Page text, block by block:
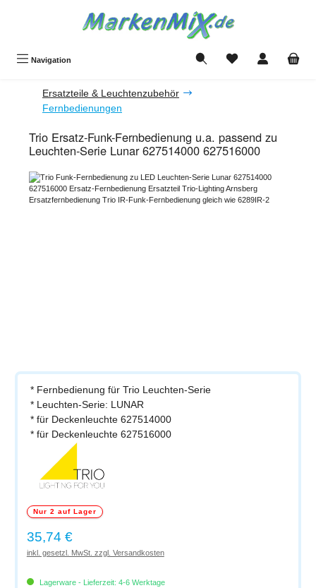
Navigation Du hast 0 Produkte
Ersatzteile & Leuchtenzubehör
Fernbedienungen
Trio Ersatz-Funk-Fernbedienung u.a. passend zu
Leuchten-Serie Lunar 627514000 627516000
Bildergalerie überspringen
* Fernbedienung für Trio Leuchten-Serie
* Leuchten-Serie: LUNAR
* für Deckenleuchte 627514000
* für Deckenleuchte 627516000
Nur 2 auf Lager
Regulärer Preis:
35,74 €
inkl. gesetzl. MwSt. zzgl. Versandkosten
Lagerware - Lieferzeit: 4-6 Werktage